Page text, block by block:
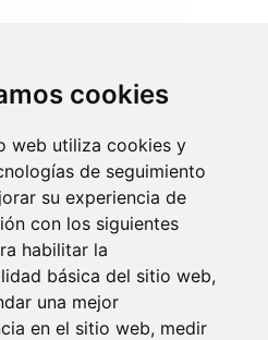
cookies
web utiliza cookies y
de seguimiento
su experiencia de
con los siguientes
habilitar la
básica del sitio web,
una mejor
en el sitio web, medir